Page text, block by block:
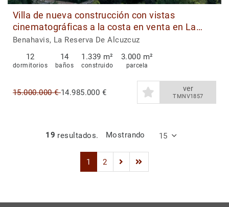
Villa de nueva construcción con vistas
cinematográficas a la costa en venta en La
Reserva de Alcuzcuz, Benahavis
Benahavis, La Reserva De Alcuzcuz
12
dormitorios
14
baños
1.339 m²
construido
3.000 m²
parcela
15.000.000 €14.985.000 € ver
TMNV1857
19 resultados. Mostrando 15
1 2